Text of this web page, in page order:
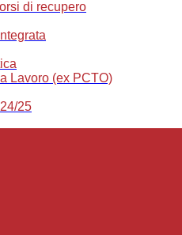
di recupero
Lavoro (ex PCTO)
25